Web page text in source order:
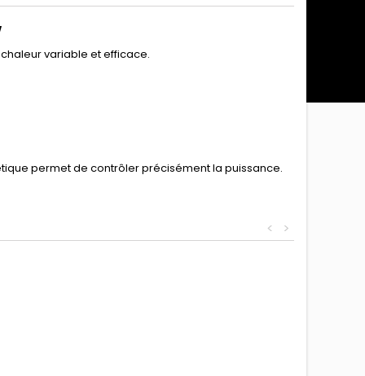
variable et efficace.
permet de contrôler précisément la puissance.
>
<